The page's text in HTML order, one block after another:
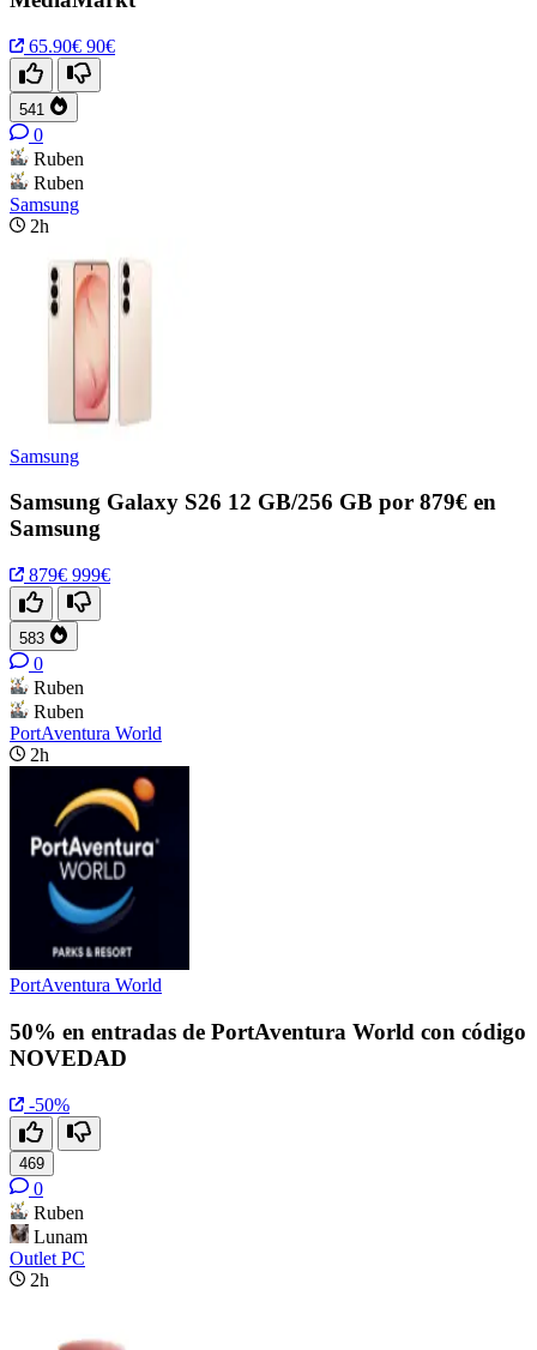
65.90€ 90€
541
0
Ruben
Ruben
Samsung
2h
Samsung
Samsung Galaxy S26 12 GB/256 GB por 879€ en
Samsung
879€ 999€
583
0
Ruben
Ruben
PortAventura World
2h
PortAventura World
50% en entradas de PortAventura World con código
NOVEDAD
-50%
469
0
Ruben
Lunam
Outlet PC
2h